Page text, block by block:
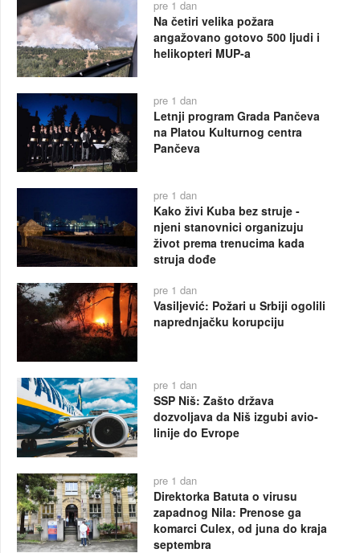
pre 1 dan
Na četiri velika požara
angažovano gotovo 500 ljudi i
helikopteri MUP-a
pre 1 dan
Letnji program Grada Pančeva
na Platou Kulturnog centra
Pančeva
pre 1 dan
Kako živi Kuba bez struje -
njeni stanovnici organizuju
život prema trenucima kada
struja dođe
pre 1 dan
Vasiljević: Požari u Srbiji ogolili
naprednjačku korupciju
pre 1 dan
SSP Niš: Zašto država
dozvoljava da Niš izgubi avio-
linije do Evrope
pre 1 dan
Direktorka Batuta o virusu
zapadnog Nila: Prenose ga
komarci Culex, od juna do kraja
septembra